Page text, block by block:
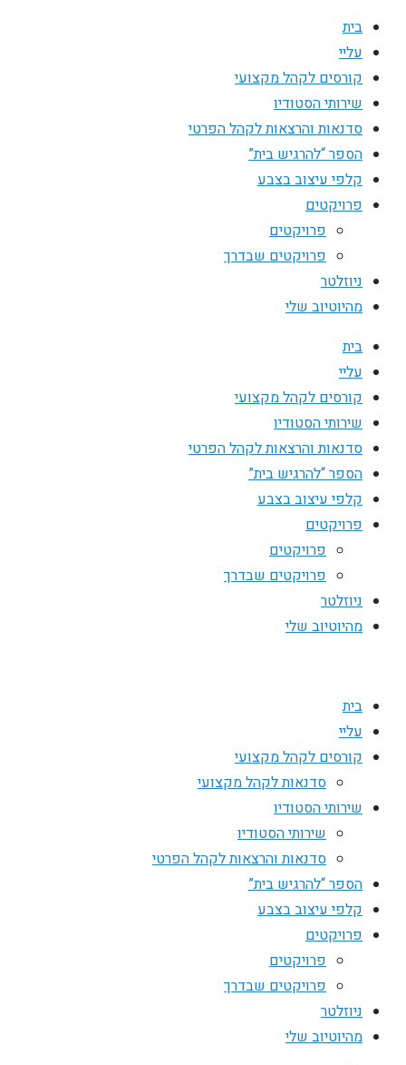
בית
עליי
קורסים לקהל מקצועי
שירותי הסטודיו
סדנאות והרצאות לקהל הפרטי
הספר “להרגיש בית”
קלפי עיצוב בצבע
פרויקטים
פרויקטים
פרויקטים שבדרך
ניוזלטר
מהיוטיוב שלי
בית
עליי
קורסים לקהל מקצועי
שירותי הסטודיו
סדנאות והרצאות לקהל הפרטי
הספר “להרגיש בית”
קלפי עיצוב בצבע
פרויקטים
פרויקטים
פרויקטים שבדרך
ניוזלטר
מהיוטיוב שלי
בית
עליי
קורסים לקהל מקצועי
סדנאות לקהל מקצועי
שירותי הסטודיו
שירותי הסטודיו
סדנאות והרצאות לקהל הפרטי
הספר “להרגיש בית”
קלפי עיצוב בצבע
פרויקטים
פרויקטים
פרויקטים שבדרך
ניוזלטר
מהיוטיוב שלי